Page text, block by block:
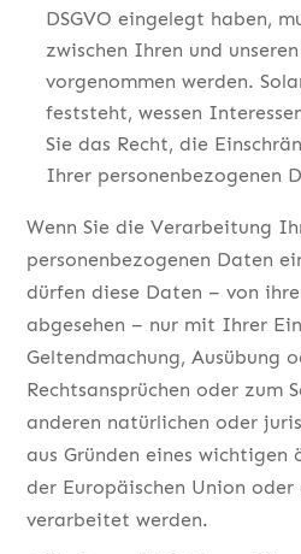
DSGVO eingelegt haben,
zwischen Ihren und
vorgenommen werden.
feststeht, wessen
Sie das Recht, die
Ihrer personenbezogenen
Wenn Sie die Verarbeitung
personenbezogenen Daten
dürfen diese Daten – von
abgesehen – nur mit Ihrer
Geltendmachung, Ausübung
Rechtsansprüchen oder zum
anderen natürlichen oder
aus Gründen eines wichtigen
der Europäischen Union
verarbeitet werden.